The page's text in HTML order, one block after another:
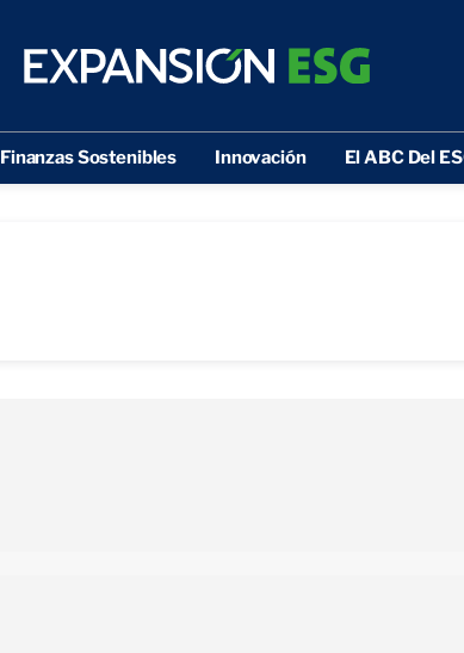
Finanzas Sostenibles Innovación El ABC Del